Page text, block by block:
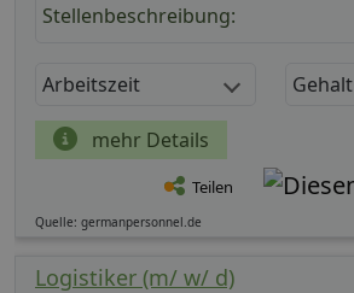
Stellenbeschreibung:
Arbeitszeit Gehalt
mehr Details
Teilen
Quelle: germanpersonnel.de
Logistiker (m/ w/ d)